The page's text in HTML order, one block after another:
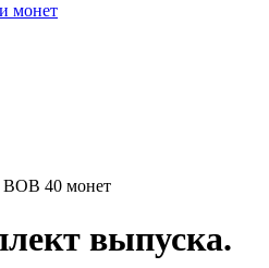
монет
ВОВ 40 монет
выпуска.